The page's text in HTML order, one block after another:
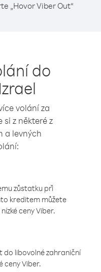
„Hovor Viber Out“
do
volání za
si z některé z
a levných
zůstatku při
kreditem můžete
ceny Viber.
do libovolné zahraniční
ceny Viber.